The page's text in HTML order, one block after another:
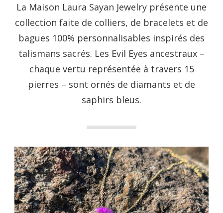
La Maison Laura Sayan Jewelry présente une
collection faite de colliers, de bracelets et de
bagues 100% personnalisables inspirés des
talismans sacrés. Les Evil Eyes ancestraux –
chaque vertu représentée à travers 15
pierres – sont ornés de diamants et de
saphirs bleus.